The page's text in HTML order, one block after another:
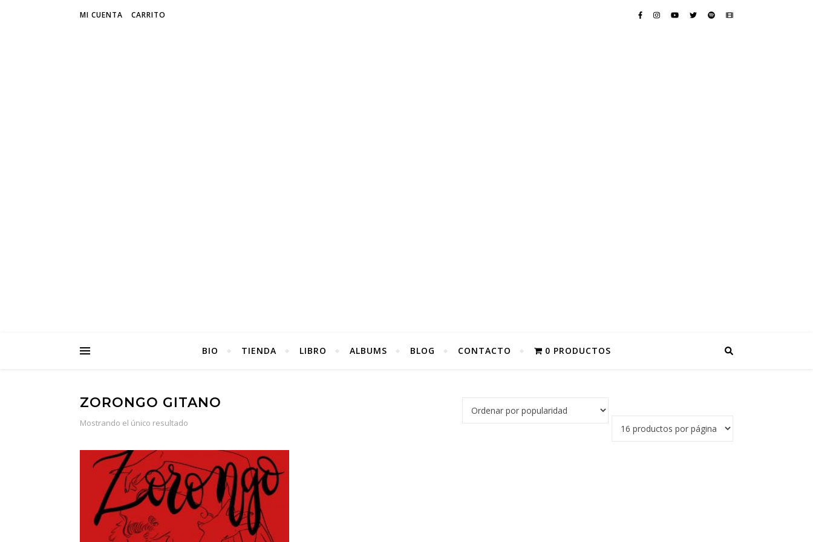
MI CUENTA CARRITO
BIO TIENDA LIBRO ALBUMS BLOG CONTACTO 0 PRODUCTOS
ZORONGO GITANO
Mostrando el único resultado